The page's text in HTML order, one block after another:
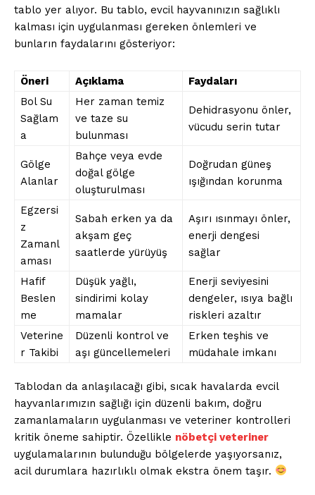
tablo yer alıyor. Bu tablo, evcil hayvanınızın sağlıklı
kalması için uygulanması gereken önlemleri ve
bunların faydalarını gösteriyor:
Öneri Açıklama
Faydaları
Bol Su
Sağlam
a
Her zaman temiz
ve taze su
bulunması
Dehidrasyonu önler,
vücudu serin tutar
Gölge
Alanlar
Bahçe veya evde
doğal gölge
oluşturulması
Doğrudan güneş
ışığından korunma
Egzersi
z
Zamanl
aması
Sabah erken ya da
akşam geç
saatlerde yürüyüş
Aşırı ısınmayı önler,
enerji dengesi
sağlar
Hafif
Beslen
me
Düşük yağlı,
sindirimi kolay
mamalar
Enerji seviyesini
dengeler, ısıya bağlı
riskleri azaltır
Veterine
r Takibi
Düzenli kontrol ve
aşı güncellemeleri
Erken teşhis ve
müdahale imkanı
Tablodan da anlaşılacağı gibi, sıcak havalarda evcil
hayvanlarımızın sağlığı için düzenli bakım, doğru
zamanlamaların uygulanması ve veteriner kontrolleri
kritik öneme sahiptir. Özellikle nöbetçi veteriner
uygulamalarının bulunduğu bölgelerde yaşıyorsanız,
acil durumlara hazırlıklı olmak ekstra önem taşır.